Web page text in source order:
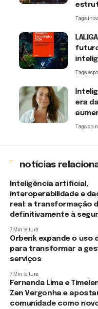
Tags:
Tags:
era
Tags:
notícias
Inteligência artificial,
interoperabilidade e
real: a transformação
definitivamente à
7 Min leitura
Orbenk expande o uso
para transformar a
serviços
7 Min leitura
Fernanda Lima e
Zen Vergonha e
comunidade como